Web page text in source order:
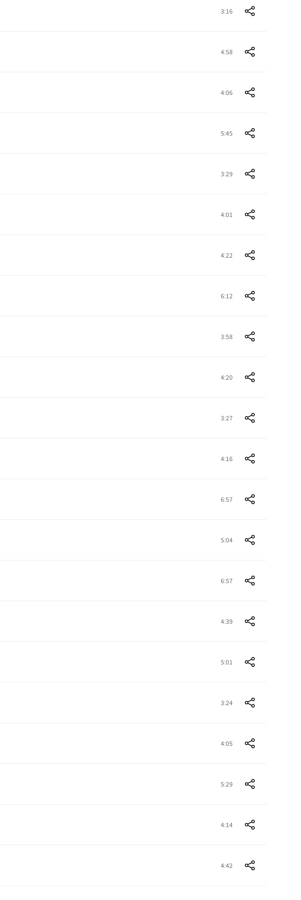
3:16
4:58
4:06
5:45
3:29
4:01
4:22
6:12
3:58
4:20
3:27
4:16
6:57
5:04
6:57
4:39
5:01
3:24
4:05
5:29
4:14
4:42